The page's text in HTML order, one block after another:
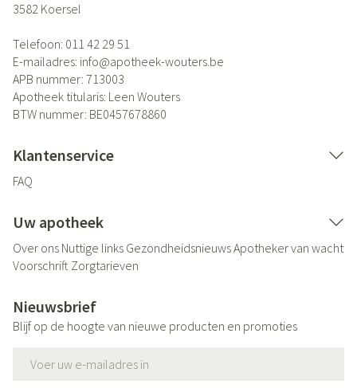
3582 Koersel
Telefoon: 011 42 29 51
E-mailadres: info@apotheek-wouters.be
APB nummer: 713003
Apotheek titularis: Leen Wouters
BTW nummer: BE0457678860
Klantenservice
FAQ
Uw apotheek
Over ons Nuttige links GezondheidsnieuwsApotheker van wacht
Voorschrift Zorgtarieven
Nieuwsbrief
Blijf op de hoogte van nieuwe producten en promoties